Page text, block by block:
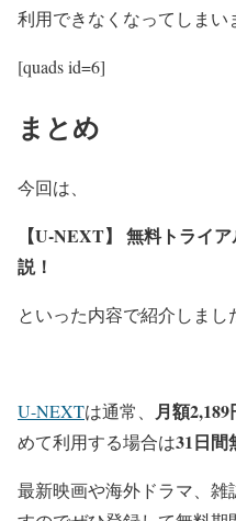
利用できなくなってしまい
[quads id=6]
まとめ
今回は、
【U-NEXT】 無料トライ
説！
といった内容で紹介しまし
U-NEXTは通常、 月額2,189
めて利用する場合は31日間
最新映画や海外ドラマ、雑